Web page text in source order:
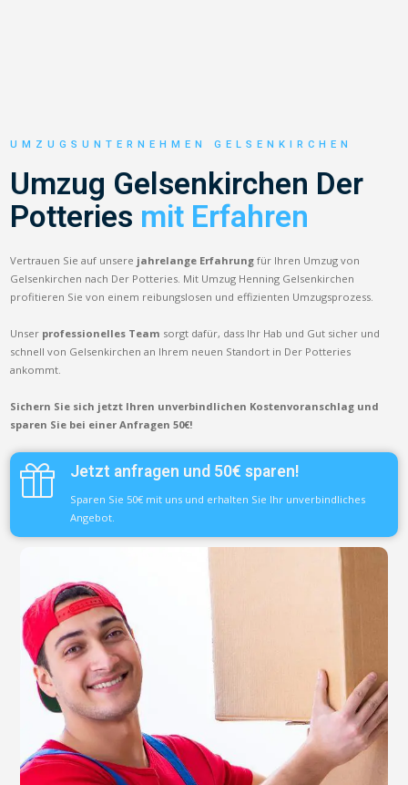
UMZUGSUNTERNEHMEN GELSENKIRCHEN
Umzug Gelsenkirchen Der
Potteries mit Erfahren
Vertrauen Sie auf unsere jahrelange Erfahrung für Ihren Umzug von
Gelsenkirchen nach Der Potteries. Mit Umzug Henning Gelsenkirchen
profitieren Sie von einem reibungslosen und effizienten Umzugsprozess.
Unser professionelles Team sorgt dafür, dass Ihr Hab und Gut sicher und
schnell von Gelsenkirchen an Ihrem neuen Standort in Der Potteries
ankommt.
Sichern Sie sich jetzt Ihren unverbindlichen Kostenvoranschlag und
sparen Sie bei einer Anfragen 50€!
Jetzt anfragen und 50€ sparen!
Sparen Sie 50€ mit uns und erhalten Sie Ihr unverbindliches
Angebot.